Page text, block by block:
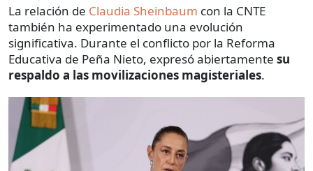
La relación de Claudia Sheinbaum con la CNTE
también ha experimentado una evolución
significativa. Durante el conflicto por la Reforma
Educativa de Peña Nieto, expresó abiertamente su
respaldo a las movilizaciones magisteriales.